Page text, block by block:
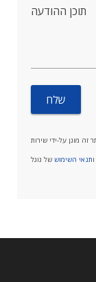
תוכן ההודעה
ותנאי השימוש